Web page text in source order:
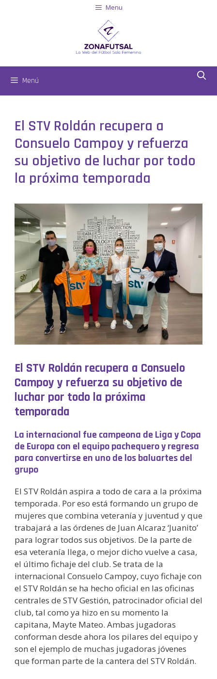
Menu
Menú
El STV Roldán recupera a
Consuelo Campoy y refuerza
su objetivo de luchar por todo
la próxima temporada
El STV Roldán recupera a Consuelo
Campoy y refuerza su objetivo de
luchar por todo la próxima
temporada
La internacional fue campeona de Liga y Copa
de Europa con el equipo pachequero y regresa
para convertirse en uno de los baluartes del
grupo
El STV Roldán aspira a todo de cara a la próxima
temporada. Por eso está formando un grupo de
mujeres que combina veteranía y juventud y que
trabajará a las órdenes de Juan Alcaraz ‘Juanito’
para lograr todos sus objetivos. De la parte de
esa veteranía llega, o mejor dicho vuelve a casa,
el último fichaje del club. Se trata de la
internacional Consuelo Campoy, cuyo fichaje con
el STV Roldán se ha hecho oficial en las oficinas
centrales de STV Gestión, patrocinador oficial del
club, tal como ya hizo en su momento la
capitana, Mayte Mateo. Ambas jugadoras
conforman desde ahora los pilares del equipo y
son el ejemplo de muchas jugadoras jóvenes
que forman parte de la cantera del STV Roldán.